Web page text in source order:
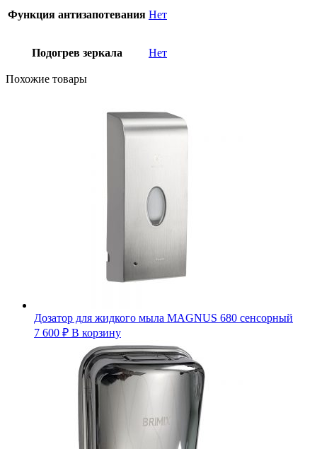
Функция антизапотевания Нет
Подогрев зеркала Нет
Похожие товары
Дозатор для жидкого мыла MAGNUS 680 сенсорный
7 600 ₽ В корзину